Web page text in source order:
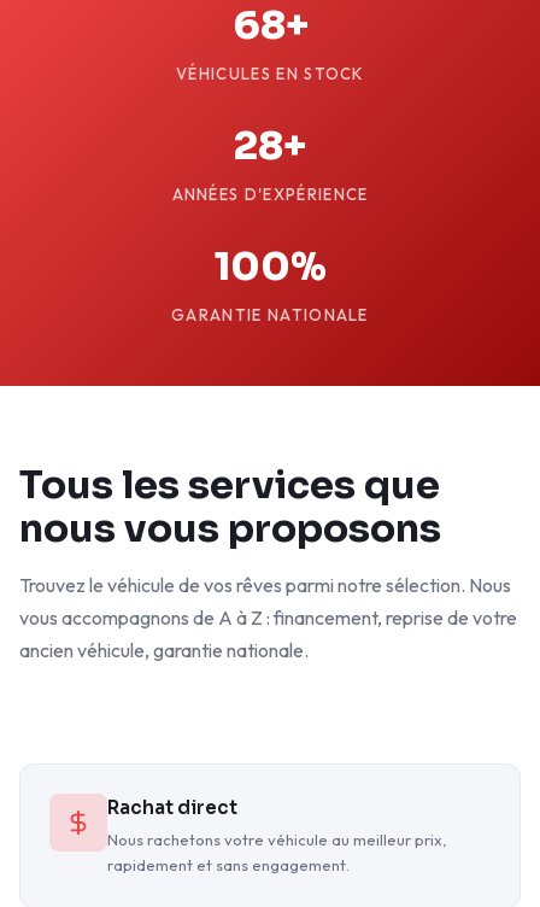
68+
VÉHICULES EN STOCK
28+
ANNÉES D'EXPÉRIENCE
100%
GARANTIE NATIONALE
Tous les services que
nous vous proposons
Trouvez le véhicule de vos rêves parmi notre sélection. Nous
vous accompagnons de A à Z : financement, reprise de votre
ancien véhicule, garantie nationale.
Rachat direct
Nous rachetons votre véhicule au meilleur prix,
rapidement et sans engagement.